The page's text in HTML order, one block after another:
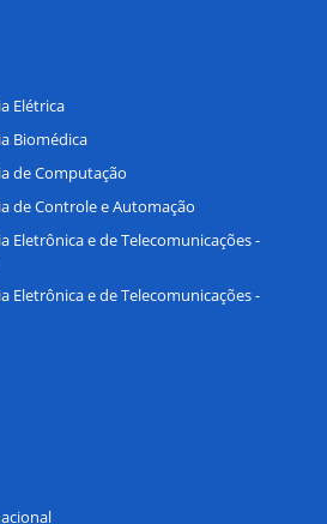
Elétrica
Biomédica
de Computação
de Controle e Automação
Eletrônica e de Telecomunicações -
Eletrônica e de Telecomunicações -